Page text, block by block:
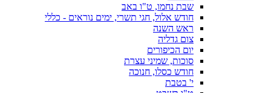
שבת נחמו, ט"ו באב
חודש אלול, חגי תשרי, ימים נוראים - כללי
ראש השנה
צום גדליה
יום הכיפורים
סוכות, שמיני עצרת
חודש כסלו, חנוכה
י' בטבת